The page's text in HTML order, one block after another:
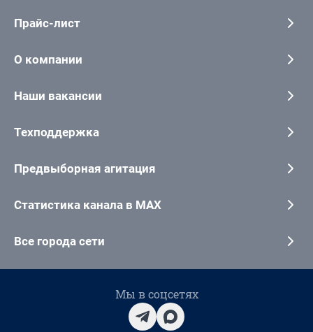
Прайс-лист
О компании
Наши вакансии
Техподдержка
Предвыборная агитация
Статистика канала в MAX
Все города сети
Мы в соцсетях